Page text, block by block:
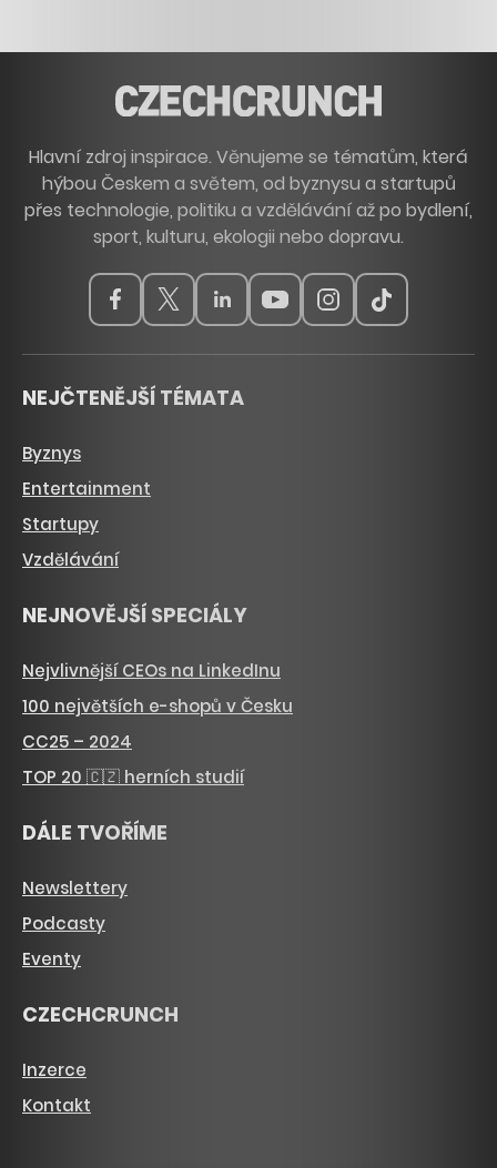
Hlavní zdroj inspirace. Věnujeme se tématům, která
hýbou Českem a světem, od byznysu a startupů
přes technologie, politiku a vzdělávání až po bydlení,
sport, kulturu, ekologii nebo dopravu.
NEJČTENĚJŠÍ TÉMATA
Byznys
Entertainment
Startupy
Vzdělávání
NEJNOVĚJŠÍ SPECIÁLY
Nejvlivnější CEOs na LinkedInu
100 největších e-shopů v Česku
CC25 – 2024
TOP 20 🇨🇿 herních studií
DÁLE TVOŘÍME
Newslettery
Podcasty
Eventy
CZECHCRUNCH
Inzerce
Kontakt